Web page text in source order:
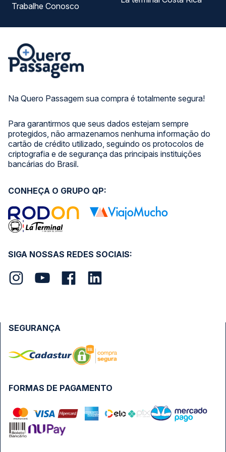
Na Quero Passagem sua compra é totalmente segura!
Para garantirmos que seus dados estejam sempre
protegidos, não armazenamos nenhuma informação do
cartão de crédito utilizado, seguindo os protocolos de
criptografia e de segurança das principais instituições
bancárias do Brasil.
Trabalhe Conosco
SIGA NOSSAS REDES SOCIAIS:
CONHEÇA O GRUPO QP:
FORMAS DE PAGAMENTO
SEGURANÇA